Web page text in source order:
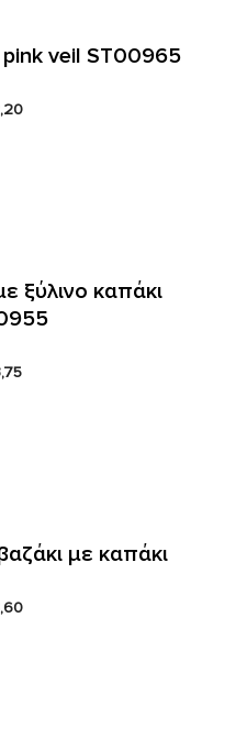
pink veil ST00965
ξύλινο καπάκι
με καπάκι